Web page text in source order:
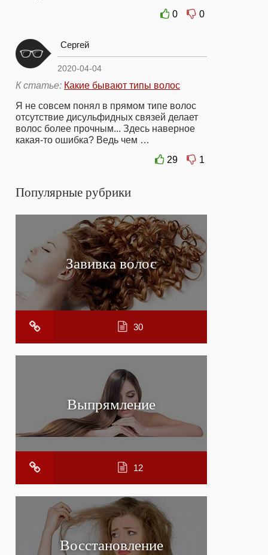
0
0
Сергей
2020-04-04
К статье: Какие бывают типы волос
Я не совсем понял в прямом типе волос
отсутствие дисульфидных связей делает
волос более прочным... Здесь наверное
какая-то ошибка? Ведь чем …
29
1
Популярные рубрики
Завивка волос
30
Выпрямление
12
Восстановление